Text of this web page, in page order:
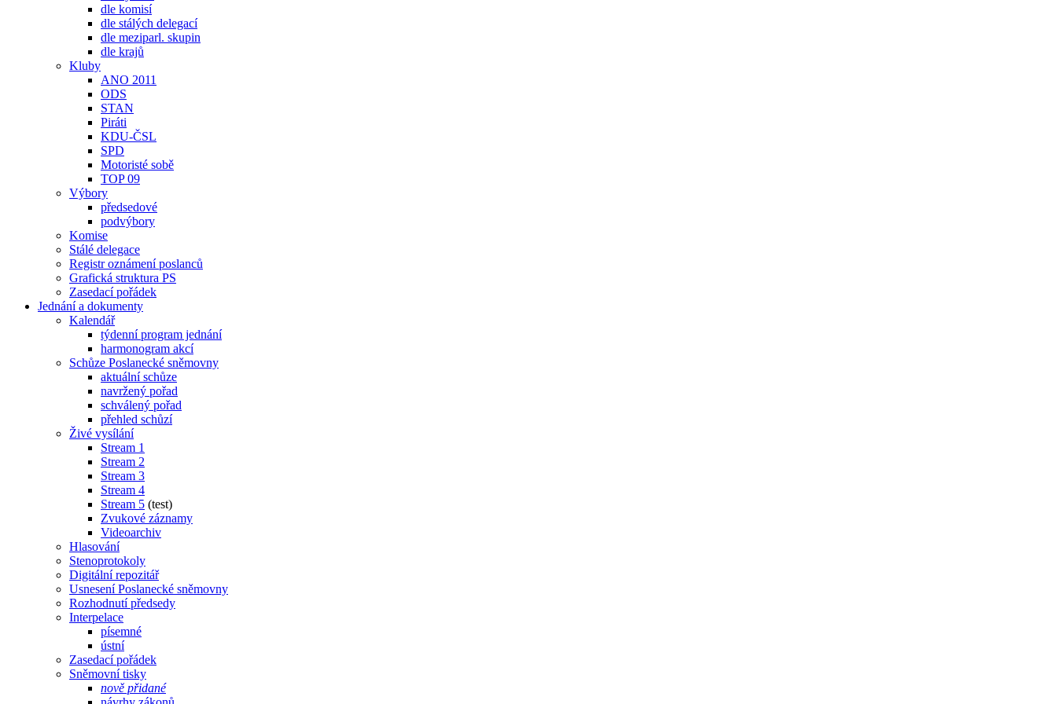
dle komisí
dle stálých delegací
dle meziparl. skupin
dle krajů
Kluby
ANO 2011
ODS
STAN
Piráti
KDU-ČSL
SPD
Motoristé sobě
TOP 09
Výbory
předsedové
podvýbory
Komise
Stálé delegace
Registr oznámení poslanců
Grafická struktura PS
Zasedací pořádek
Jednání a dokumenty
Kalendář
týdenní program jednání
harmonogram akcí
Schůze Poslanecké sněmovny
aktuální schůze
navržený pořad
schválený pořad
přehled schůzí
Živé vysílání
Stream 1
Stream 2
Stream 3
Stream 4
Stream 5 (test)
Zvukové záznamy
Videoarchiv
Hlasování
Stenoprotokoly
Digitální repozitář
Usnesení Poslanecké sněmovny
Rozhodnutí předsedy
Interpelace
písemné
ústní
Zasedací pořádek
Sněmovní tisky
nově přidané